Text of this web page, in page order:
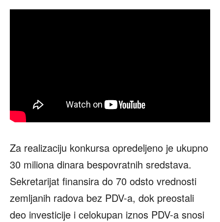
Za realizaciju konkursa opredeljeno je ukupno
30 miliona dinara bespovratnih sredstava.
Sekretarijat finansira do 70 odsto vrednosti
zemljanih radova bez PDV-a, dok preostali
deo investicije i celokupan iznos PDV-a snosi